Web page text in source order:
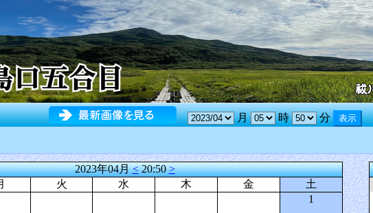
月 時 分
2023年04月<20:50>
火 水 木 金
土
1